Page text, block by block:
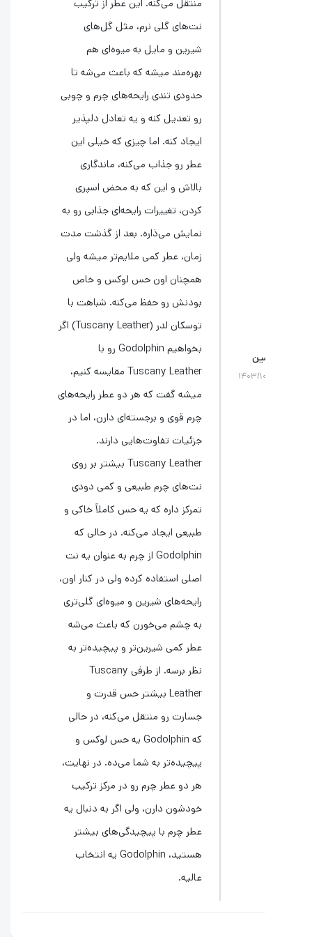
منتقل می‌کنه. این عطر از ترکیب
نت‌های گلی نرم، مثل گل‌های
شیرین و مایل به میوه‌ای هم
بهره‌مند میشه که باعث می‌شه تا
حدودی تندی رایحه‌های چرم و چوبی
رو تعدیل کنه و یه تعادل دلپذیر
ایجاد کنه. اما چیزی که خیلی این
عطر رو جذاب می‌کنه، ماندگاری
بالاش و این که به محض اسپری
کردن، تغییرات رایحه‌ای جذابی رو به
نمایش می‌ذاره. بعد از گذشت مدت
زمان، عطر کمی ملایم‌تر میشه ولی
همچنان اون حس لوکس و خاص
بودنش رو حفظ می‌کنه. شباهت با
توسکان لدر (Tuscany Leather) اگر
بخواهیم Godolphin رو با
Tuscany Leather مقایسه کنیم،
میشه گفت که هر دو عطر رایحه‌های
چرم قوی و برجسته‌ای دارن، اما در
جزئیات تفاوت‌هایی دارند.
Tuscany Leather بیشتر بر روی
نت‌های چرم طبیعی و کمی دودی
تمرکز داره که یه حس کاملاً خاکی و
طبیعی ایجاد می‌کنه. در حالی که
Godolphin از چرم به عنوان یه نت
اصلی استفاده کرده ولی در کنار اون،
رایحه‌های شیرین و میوه‌ای گلی‌تری
به چشم می‌خورن که باعث می‌شه
عطر کمی شیرین‌تر و پیچیده‌تر به
نظر برسه. از طرفی Tuscany
Leather بیشتر حس قدرت و
جسارت رو منتقل می‌کنه، در حالی
که Godolphin یه حس لوکس و
پیچیده‌تر به شما می‌ده. در نهایت،
هر دو عطر چرم رو در مرکز ترکیب
خودشون دارن، ولی اگر به دنبال یه
عطر چرم با پیچیدگی‌های بیشتر
هستید، Godolphin یه انتخاب